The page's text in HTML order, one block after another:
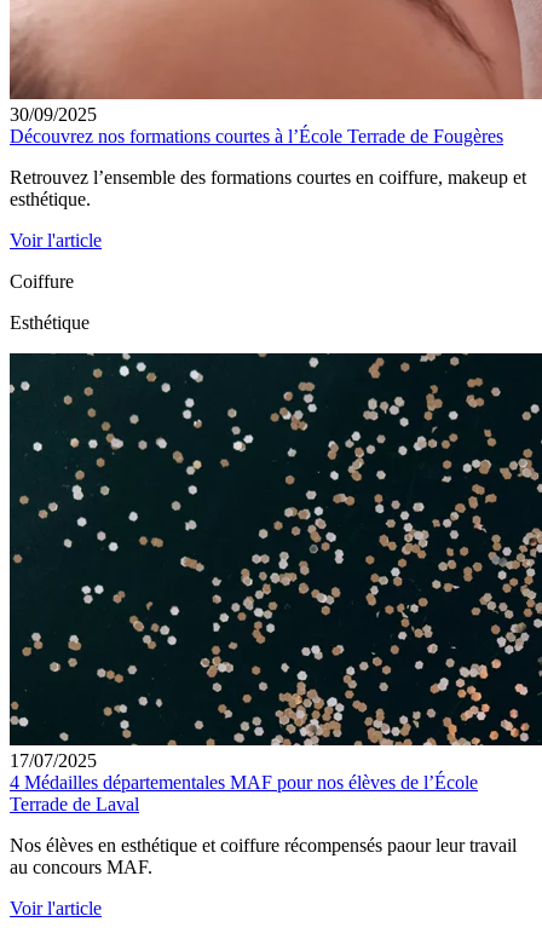
30/09/2025
Découvrez nos formations courtes à l’École Terrade de Fougères
Retrouvez l’ensemble des formations courtes en coiffure, makeup et
esthétique.
Voir l'article
Coiffure
Esthétique
17/07/2025
4 Médailles départementales MAF pour nos élèves de l’École
Terrade de Laval
Nos élèves en esthétique et coiffure récompensés paour leur travail
au concours MAF.
Voir l'article